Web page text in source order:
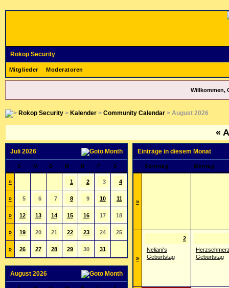
Rokop Security
Mitglieder Moderatoren
Willkommen,
Rokop Security> Kalender> Community Calendar> August 2026
«
Juli 2026
S M D M D F S
» 1 2 3 4
» 5 6 7 8 9 10 11
» 12 13 14 15 16 17 18
» 19 20 21 22 23 24 25
» 26 27 28 29 30 31
August 2026
Einträge in diesem Monat
Sonntag Montag
»
»
2
Neliani's
Geburtstag
Geburtstag